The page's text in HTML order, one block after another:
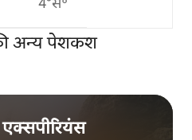
अन्य पेशकश